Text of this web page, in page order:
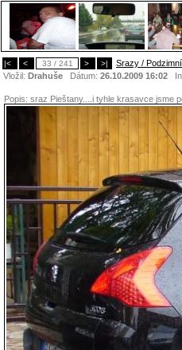
|< < 33 / 241 > >|
Srazy /
Vložil: Drahuše Dátum: 26.10.2009 16:02
Popis: sraz Pieštany....i tyhle krasavce jsme